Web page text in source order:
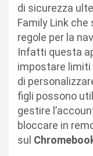
di sicurezza
Family Link che
regole per la
Infatti questa
impostare limiti
di
figli possono
gestire
bloccare in
sul